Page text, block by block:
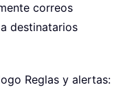
correos
destinatarios
Reglas y alertas: